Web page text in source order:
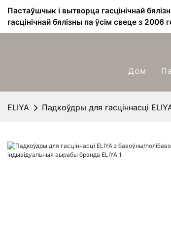
Пастаўшчык і вытворца гасцінічнай
гасцінічнай бялізны па ўсім свеце з 2006
Дом
ELIYA Падкоўдры для гасціннасці